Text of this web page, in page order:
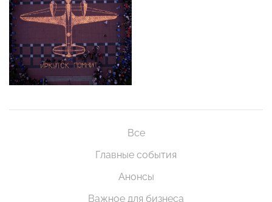
Все
Главные события
Анонсы
Важное для бизнеса